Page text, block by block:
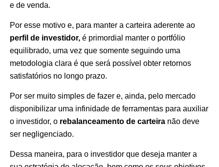
e de venda.
Por esse motivo e, para manter a carteira aderente ao
perfil de investidor, é primordial manter o portfólio
equilibrado, uma vez que somente seguindo uma
metodologia clara é que será possível obter retornos
satisfatórios no longo prazo.
Por ser muito simples de fazer e, ainda, pelo mercado
disponibilizar uma infinidade de ferramentas para auxiliar
o investidor, o rebalanceamento de carteira não deve
ser negligenciado.
Dessa maneira, para o investidor que deseja manter a